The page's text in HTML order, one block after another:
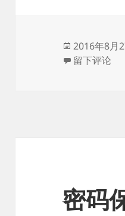
发
布
2016年8月
于北京折叠
留下评论
密码